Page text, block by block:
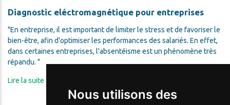
Nous utilisons des
Diagnostic eléctromagnétique pour entreprises
En entreprise, il est important de limiter le stress et de favoriser le
bien-être, afin d'optimiser les performances des salariés. En effet,
dans certaines entreprises, l'absentéisme est un phénomène très
répandu.
Lire la suite